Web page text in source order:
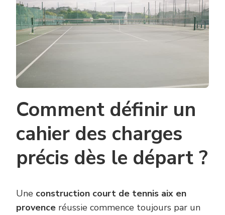
ELLE
ESSENTIELLE
DANS
UNE
EN
Comment définir un
cahier des charges
précis dès le départ ?
Une construction court de tennis aix en
provence réussie commence toujours par un